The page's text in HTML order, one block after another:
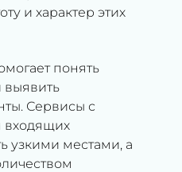
и характер этих
понять
выявить
Сервисы с
входящих
узкими местами, а